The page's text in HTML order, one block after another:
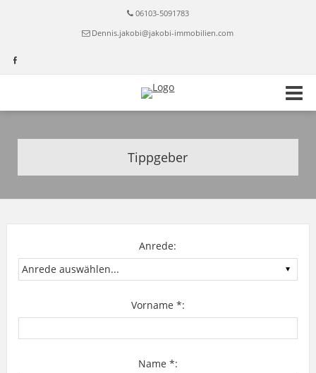
06103-5091783
Dennis.jakobi@jakobi-immobilien.com
Tippgeber
Anrede:
Vorname *:
Name *: